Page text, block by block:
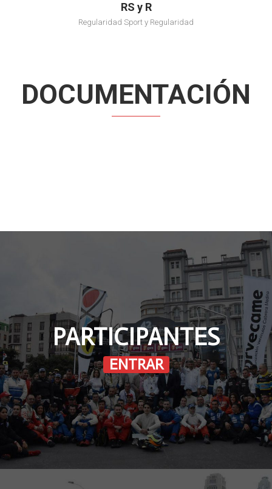
RS y R
Regularidad Sport y Regularidad
DOCUMENTACIÓN
PARTICIPANTES
ENTRAR